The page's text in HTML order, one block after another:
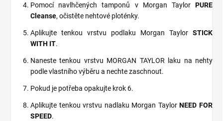
Pomocí navlhčených tamponů v Morgan Taylor PURE
Cleanse, očistěte nehtové ploténky.
Aplikujte tenkou vrstvu podlaku Morgan Taylor STICK
WITH IT.
Naneste tenkou vrstvu MORGAN TAYLOR laku na nehty
podle vlastního výběru a nechte zaschnout.
Pokud je potřeba opakujte krok 6.
Aplikujte tenkou vrstvu nadlaku Morgan TaylorNEED FOR
SPEED.